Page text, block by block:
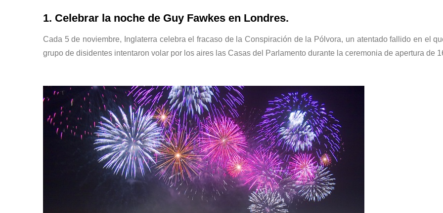
1. Celebrar la noche de Guy Fawkes en Londres.
Cada 5 de noviembre, Inglaterra celebra el fracaso de la Conspiración de la Pólvora, un atentado fallido en el
grupo de disidentes intentaron volar por los aires las Casas del Parlamento durante la ceremonia de apertura de